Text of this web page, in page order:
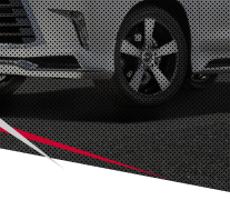
関連製品
フォトギャラリー
カタログ請求
個人情報保護方針